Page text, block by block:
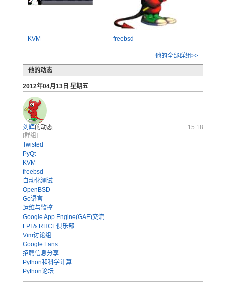
KVM freebsd
他的全部群组>>
他的动态
2012年04月13日 星期五
刘辉的动态
15:18
[群组]
Twisted
PyQt
KVM
freebsd
自动化测试
OpenBSD
Go语言
运维与监控
Google App Engine(GAE)交流
LPI & RHCE俱乐部
Vim讨论组
Google Fans
招聘信息分享
Python和科学计算
Python论坛